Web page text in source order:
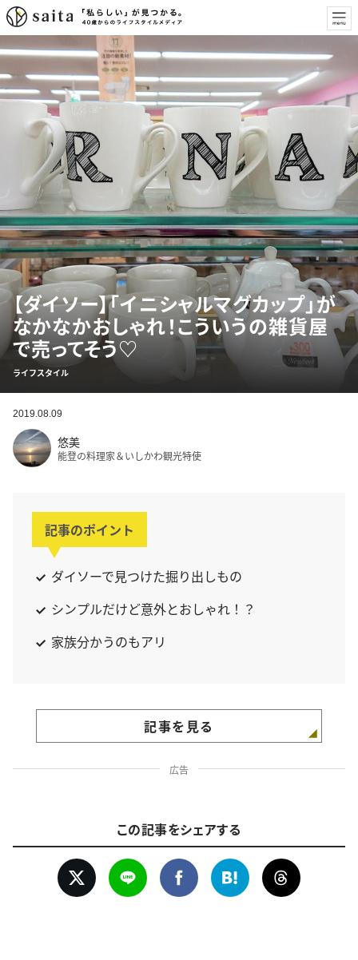
【ダイソー】「イニシャルマグカップ」が
なかなかおしゃれ！こういうの雑貨屋
で売ってそう♡
ライフスタイル
2019.08.09
悠美
能登の料理家＆いしかわ観光特使
記事のポイント
ダイソーで見つけた掘り出しもの
シンプルだけど意外とおしゃれ！？
家族分かうのもアリ
記事を見る
広告
この記事をシェアする